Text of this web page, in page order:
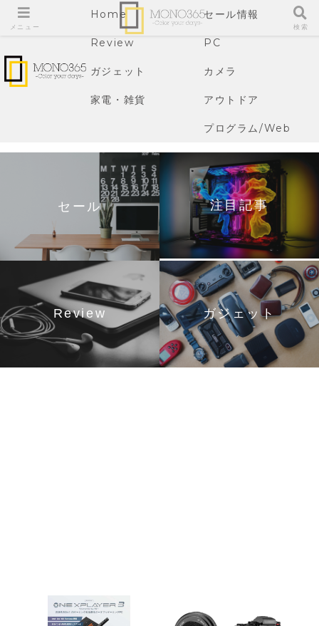
Home セール情報
Review PC
ガジェット カメラ
家電・雑貨 アウトドア
プログラム/Web
セール 注目記事
Review ガジェット
メニュー 検索